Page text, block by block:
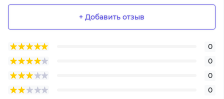
+ Добавить отзыв
0
0
0
0